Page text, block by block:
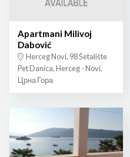
Apartmani Milivoj
Dabović
Herceg Novi, 98 Šetalište
Pet Danica, Herceg - Novi,
Црна Гора